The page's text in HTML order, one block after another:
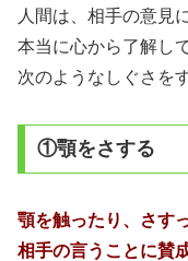
人間は、相手の意見
本当に心から了解し
次のようなしぐさを
①顎をさする
顎を触ったり、さす
相手の言うことに賛